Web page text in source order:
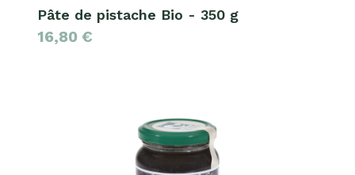
Pâte de pistache Bio - 350 g
16,80 €